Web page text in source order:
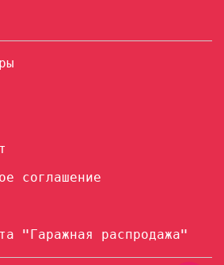
соглашение
"Гаражная распродажа"